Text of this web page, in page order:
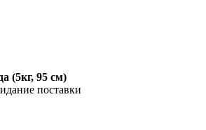
(5кг, 95 см)
поставки